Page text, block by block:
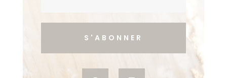
S'ABONNER